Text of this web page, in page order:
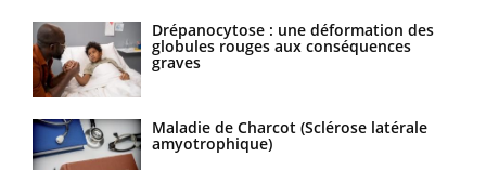
Drépanocytose : une déformation des
globules rouges aux conséquences
graves
Maladie de Charcot (Sclérose latérale
amyotrophique)